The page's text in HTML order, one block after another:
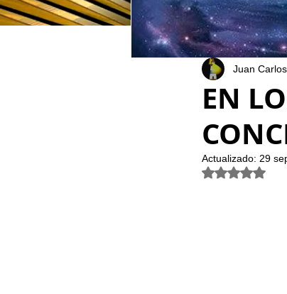
EN
Juan
Actualizado: 29
Obtuvo